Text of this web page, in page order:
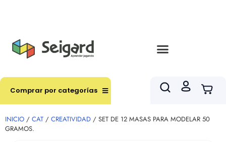
Comprar por categorías
INICIO / CAT / CREATIVIDAD / SET DE 12 MASAS PARA MODELAR 50
GRAMOS.